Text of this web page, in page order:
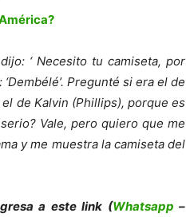
‘ Necesito tu camiseta, por
Pregunté si era el de
el de Kalvin (Phillips), porque es
Vale, pero quiero que me
y me muestra la camiseta del
a este link (Whatsapp –